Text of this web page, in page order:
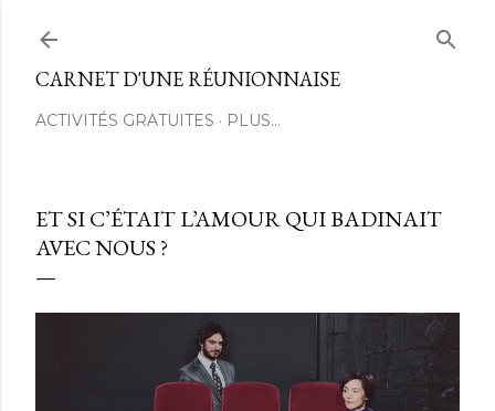
CARNET D'UNE RÉUNIONNAISE
ACTIVITÉS GRATUITES PLUS…
ET SI C’ÉTAIT L’AMOUR QUI BADINAIT
AVEC NOUS ?